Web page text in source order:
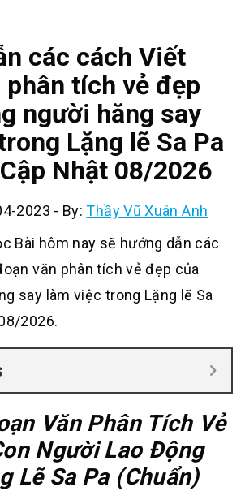
các cách Viết
phân tích vẻ đẹp
người hăng say
Lặng lẽ Sa Pa
Nhật 08/2026
2023 - By:Thầy Vũ Xuân Anh
Bài hôm nay sẽ hướng dẫn các
văn phân tích vẻ đẹp của
say làm việc trong Lặng lẽ Sa
2026.
Văn Phân Tích Vẻ
Người Lao Động
Lẽ Sa Pa (Chuẩn)